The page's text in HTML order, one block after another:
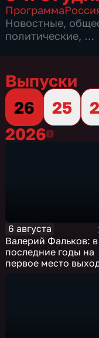
Программа
Новостные,
политические,
Выпуски
26
25
20262026
6 августа
Валерий Фальков: в
последние годы на
первое место